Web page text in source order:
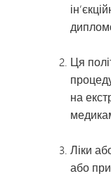
Ця
на
Ліки
або